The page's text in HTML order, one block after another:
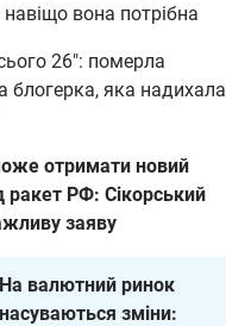
вона потрібна
26": померла
блогерка, яка надихала
отримати новий
ракет РФ: Сікорський
заяву
На валютний ринок
насуваються зміни: